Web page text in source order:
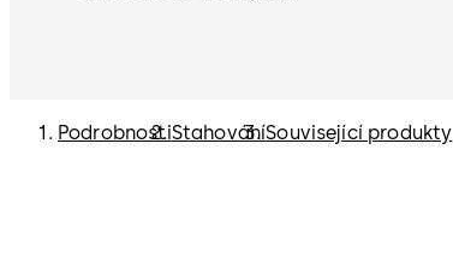
PodrobnostiStahováníSouvisející produkty